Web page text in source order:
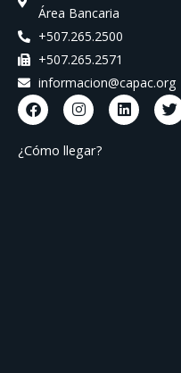
Área Bancaria
+507.265.2500
+507.265.2571
informacion@capac.org
F
a
c
e
b
I
n
s
t
a
L
i
n
T
w
i
¿Cómo llegar?